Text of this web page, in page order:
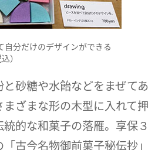
分だけのデザインができる
）
砂糖や水飴などをまぜてあ
ざまな形の木型に入れて押
的な和菓子の落雁。享保３
「古今名物御前菓子秘伝抄」